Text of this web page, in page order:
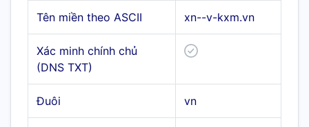
Tên miền theo ASCII xn--v-kxm.vn
Xác minh chính chủ
(DNS TXT)
Đuôi vn